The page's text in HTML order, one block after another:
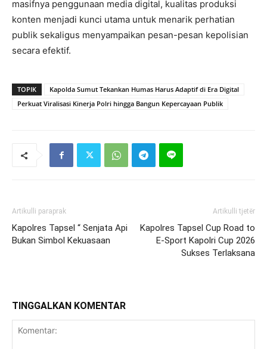
masifnya penggunaan media digital, kualitas produksi
konten menjadi kunci utama untuk menarik perhatian
publik sekaligus menyampaikan pesan-pesan kepolisian
secara efektif.
TOPIK
Kapolda Sumut Tekankan Humas Harus Adaptif di Era Digital
Perkuat Viralisasi Kinerja Polri hingga Bangun Kepercayaan Publik
Artikulli paraprak
Kapolres Tapsel “ Senjata Api
Bukan Simbol Kekuasaan
Artikulli tjetër
Kapolres Tapsel Cup Road to
E-Sport Kapolri Cup 2026
Sukses Terlaksana
TINGGALKAN KOMENTAR